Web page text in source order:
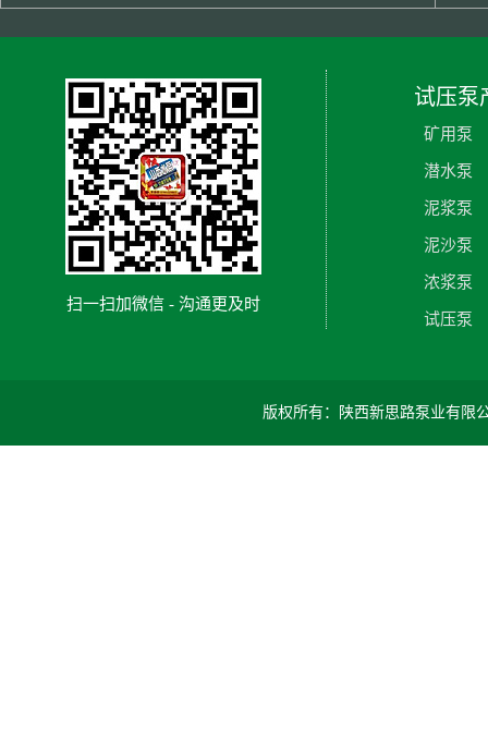
扫一扫加微信 - 沟通更及时
试压泵
矿用泵
潜水泵
泥浆泵
泥沙泵
浓浆泵
试压泵
版权所有：陕西新思路泵业